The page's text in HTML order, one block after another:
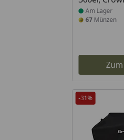
Am Lager
67 Münzen
-31%